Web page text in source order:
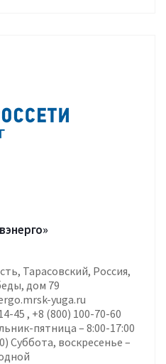
Тарасовский, Россия,
дом 79
yuga.ru
45 , +8 (800) 100-70-60
пятница – 8:00-17:00
Суббота, воскресенье –